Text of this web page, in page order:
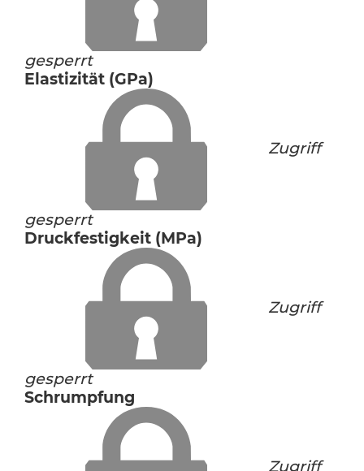
gesperrt
Elastizität (GPa)
Zugriff
gesperrt
Druckfestigkeit (MPa)
Zugriff
gesperrt
Schrumpfung
Zugriff